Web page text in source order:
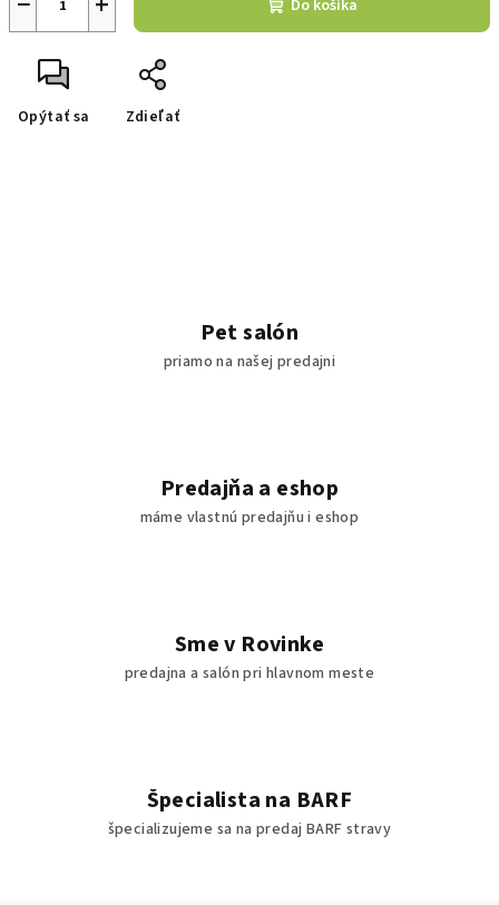
Do košíka
Opýtať sa Zdieľať
Pet salón
priamo na našej predajni
Predajňa a eshop
máme vlastnú predajňu i eshop
Sme v Rovinke
predajna a salón pri hlavnom meste
Špecialista na BARF
špecializujeme sa na predaj BARF stravy